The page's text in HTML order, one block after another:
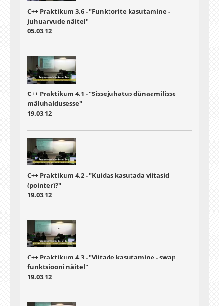
C++ Praktikum 3.6 - "Funktorite kasutamine -
juhuarvude näitel"
05.03.12
C++ Praktikum 4.1 - "Sissejuhatus dünaamilisse
mäluhaldusesse"
19.03.12
C++ Praktikum 4.2 - "Kuidas kasutada viitasid
(pointer)?"
19.03.12
C++ Praktikum 4.3 - "Viitade kasutamine - swap
funktsiooni näitel"
19.03.12